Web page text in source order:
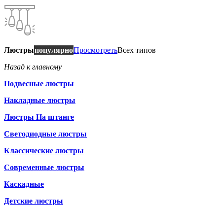
ЛюстрыпопулярноПросмотретьВсех типов
Назад к главному
Подвесные люстры
Накладные люстры
Люстры На штанге
Светодиодные люстры
Классические люстры
Современные люстры
Каскадные
Детские люстры